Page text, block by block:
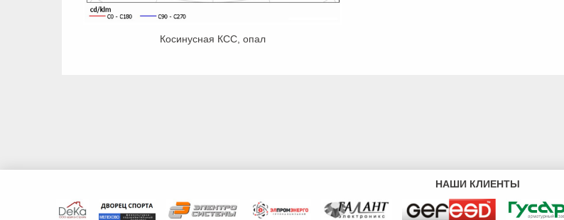
Косинусная КСС, опал
НАШИ КЛИЕНТЫ